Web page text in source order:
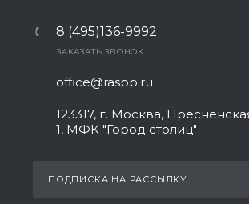
8 (495)136-9992
ЗАКАЗАТЬ ЗВОНОК
office@raspp.ru
123317, г. Москва,
1, МФК "Город столиц"
ПОДПИСКА НА РАССЫЛКУ